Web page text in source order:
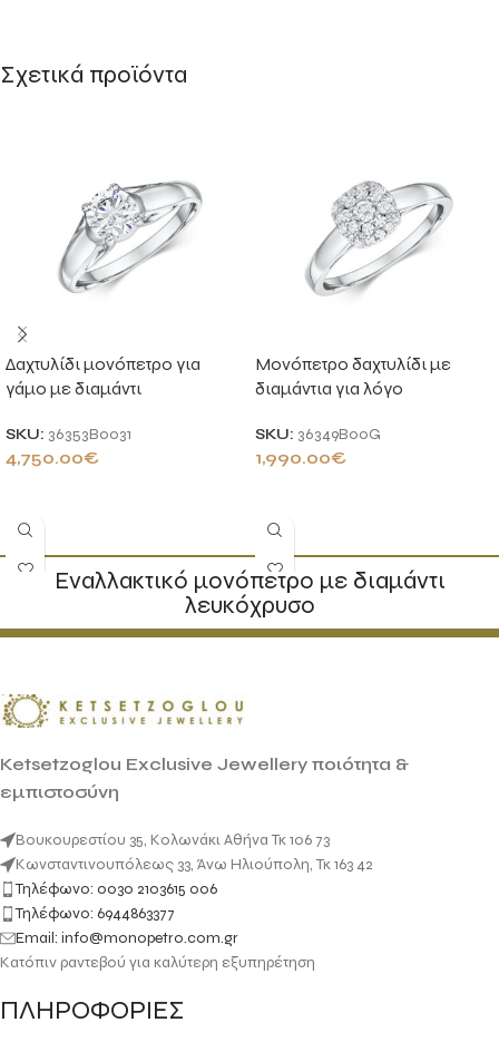
Σχετικά προϊόντα
Δαχτυλίδι μονόπετρο για
γάμο με διαμάντι
SKU: 36353B0031
4,750.00€
Μονόπετρο δαχτυλίδι με
διαμάντια για λόγο
SKU: 36349B00G
1,990.00€
Εναλλακτικό μονόπετρο με διαμάντι
λευκόχρυσο
Ketsetzoglou Exclusive Jewellery ποιότητα &
εμπιστοσύνη
Βουκουρεστίου 35, Κολωνάκι Αθήνα Τκ 106 73
Κωνσταντινουπόλεως 33, Άνω Ηλιούπολη, Τκ 163 42
Τηλέφωνο: 0030 2103615 006
Τηλέφωνο: 6944863377
Email: info@monopetro.com.gr
Κατόπιν ραντεβού για καλύτερη εξυπηρέτηση
ΠΛΗΡΟΦΟΡΙΕΣ